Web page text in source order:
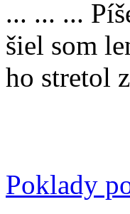
... ... ...
šiel som
ho stretol
Poklady